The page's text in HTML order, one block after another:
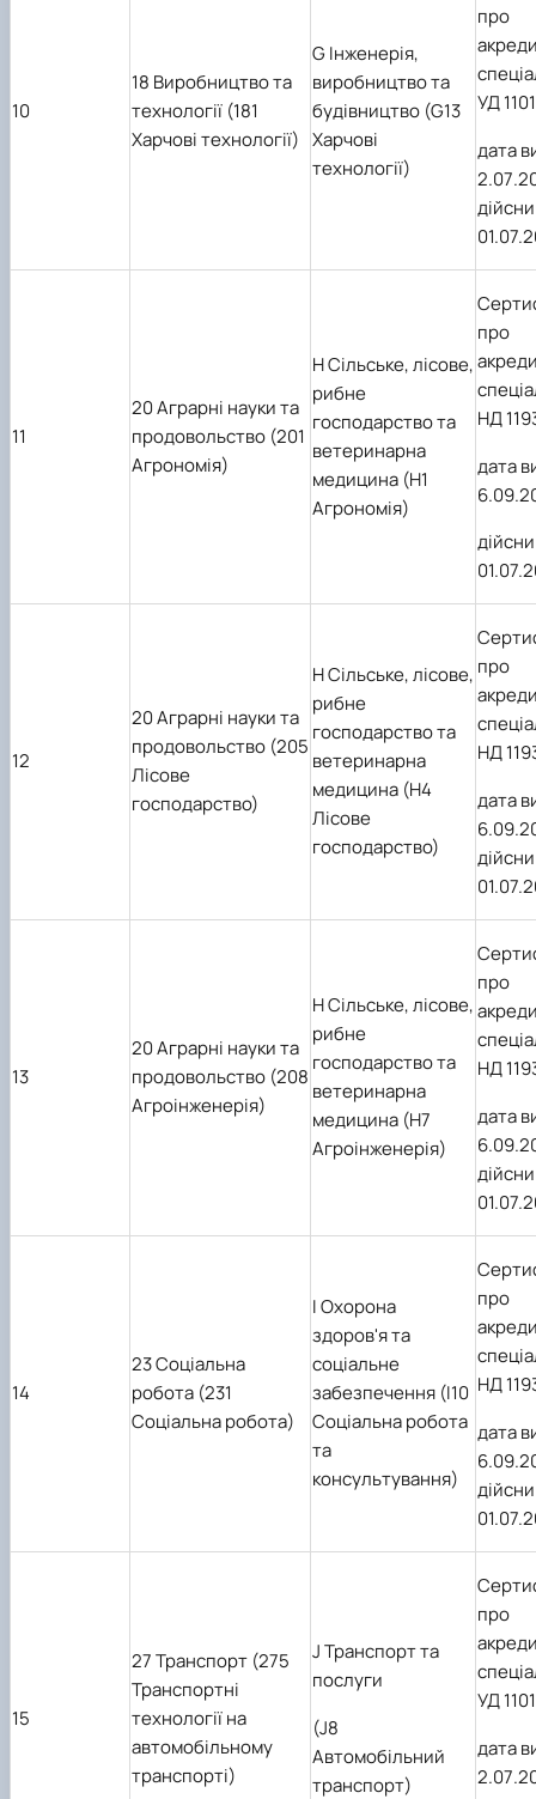
10
18 Виробництво та
технології (181
Харчові технології)
G Інженерія,
виробництво та
будівництво (G13
Харчові
технології)
про
УД
дата
2.07
11
20 Аграрні науки та
продовольство (201
Агрономія)
H Сільське, лісове,
рибне
господарство та
ветеринарна
медицина (Н1
Агрономія)
про
НД
дата
12
20 Аграрні науки та
продовольство (205
Лісове
господарство)
H Сільське, лісове,
рибне
господарство та
ветеринарна
медицина (Н4
Лісове
господарство)
про
НД
дата
13
20 Аграрні науки та
продовольство (208
Агроінженерія)
Н Сільське, лісове,
рибне
господарство та
ветеринарна
медицина (Н7
Агроінженерія)
про
НД
дата
14
23 Соціальна
робота (231
Соціальна робота)
I Охорона
здоров'я та
соціальне
забезпечення (I10
Соціальна робота
та
консультування)
про
НД
дата
15
27 Транспорт (275
Транспортні
технології на
автомобільному
транспорті)
J Транспорт та
послуги
(J8
Автомобільний
транспорт)
про
УД
дата
2.07